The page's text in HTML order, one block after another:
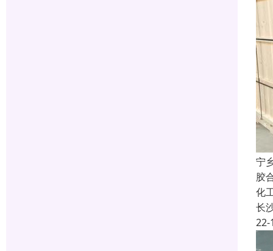
宁
胶
化
长
22-